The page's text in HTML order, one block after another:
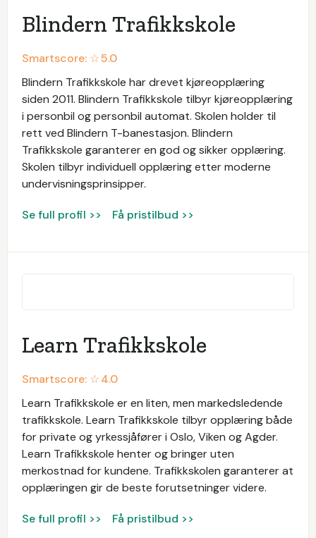
Blindern Trafikkskole
Smartscore: ☆5.0
Blindern Trafikkskole har drevet kjøreopplæring
siden 2011. Blindern Trafikkskole tilbyr kjøreopplæring
i personbil og personbil automat. Skolen holder til
rett ved Blindern T-banestasjon. Blindern
Trafikkskole garanterer en god og sikker opplæring.
Skolen tilbyr individuell opplæring etter moderne
undervisningsprinsipper.
Se full profil >> Få pristilbud >>
Learn Trafikkskole
Smartscore: ☆4.0
Learn Trafikkskole er en liten, men markedsledende
trafikkskole. Learn Trafikkskole tilbyr opplæring både
for private og yrkessjåfører i Oslo, Viken og Agder.
Learn Trafikkskole henter og bringer uten
merkostnad for kundene. Trafikkskolen garanterer at
opplæringen gir de beste forutsetninger videre.
Se full profil >> Få pristilbud >>